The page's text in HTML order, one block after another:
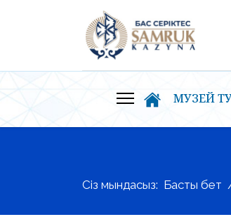
МУЗЕЙ
Сіз мындасыз: Басты бет